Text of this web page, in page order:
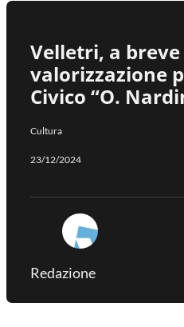
Velletri, a
valorizzazione
Civico “O.
Cultura
23/12/2024
Redazione